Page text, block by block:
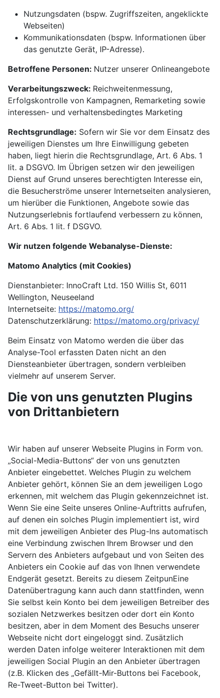
Nutzungsdaten (bspw. Zugriffszeiten, angeklickte
Webseiten)
Kommunikationsdaten (bspw. Informationen über
das genutzte Gerät, IP-Adresse).
Betroffene Personen: Nutzer unserer Onlineangebote
Verarbeitungszweck: Reichweitenmessung,
Erfolgskontrolle von Kampagnen, Remarketing sowie
interessen- und verhaltensbedingtes Marketing
Rechtsgrundlage: Sofern wir Sie vor dem Einsatz des
jeweiligen Dienstes um Ihre Einwilligung gebeten
haben, liegt hierin die Rechtsgrundlage, Art. 6 Abs. 1
lit. a DSGVO. Im Übrigen setzen wir den jeweiligen
Dienst auf Grund unseres berechtigten Interesse ein,
die Besucherströme unserer Internetseiten analysieren,
um hierüber die Funktionen, Angebote sowie das
Nutzungserlebnis fortlaufend verbessern zu können,
Art. 6 Abs. 1 lit. f DSGVO.
Wir nutzen folgende Webanalyse-Dienste:
Matomo Analytics (mit Cookies)
Dienstanbieter: InnoCraft Ltd. 150 Willis St, 6011
Wellington, Neuseeland
Internetseite: https://matomo.org/
Datenschutzerklärung: https://matomo.org/privacy/
Beim Einsatz von Matomo werden die über das
Analyse-Tool erfassten Daten nicht an den
Diensteanbieter übertragen, sondern verbleiben
vielmehr auf unserem Server.
Die von uns genutzten Plugins
von Drittanbietern
Wir haben auf unserer Webseite Plugins in Form von.
„Social-Media-Buttons“ der von uns genutzten
Anbieter eingebettet. Welches Plugin zu welchem
Anbieter gehört, können Sie an dem jeweiligen Logo
erkennen, mit welchem das Plugin gekennzeichnet ist.
Wenn Sie eine Seite unseres Online-Auftritts aufrufen,
auf denen ein solches Plugin implementiert ist, wird
mit dem jeweiligen Anbieter des Plug-Ins automatisch
eine Verbindung zwischen Ihrem Browser und den
Servern des Anbieters aufgebaut und von Seiten des
Anbieters ein Cookie auf das von Ihnen verwendete
Endgerät gesetzt. Bereits zu diesem ZeitpunEine
Datenübertragung kann auch dann stattfinden, wenn
Sie selbst kein Konto bei dem jeweiligen Betreiber des
sozialen Netzwerkes besitzen oder dort ein Konto
besitzen, aber in dem Moment des Besuchs unserer
Webseite nicht dort eingeloggt sind. Zusätzlich
werden Daten infolge weiterer Interaktionen mit dem
jeweiligen Social Plugin an den Anbieter übertragen
(z.B. Klicken des „Gefällt-Mir-Buttons bei Facebook,
Re-Tweet-Button bei Twitter).